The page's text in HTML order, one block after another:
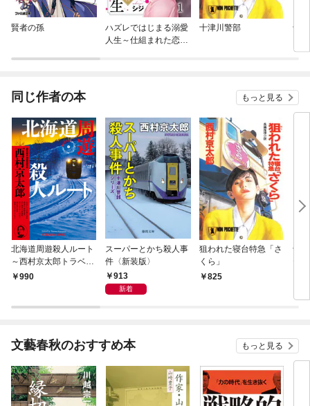
賢者の孫
ハズレではじまる溺愛
人生～仕組まれた恋の
十津川警部
十
同じ作者の本 もっと見る
北海道周遊殺人ルート
～西村京太郎トラベル
ミステリー・セレクシ
990
スーパーとかち殺人事
件〈新装版〉
913
新着
狙われた寝台特急「さ
くら」
825
十
文藝春秋のおすすめ本 もっと見る